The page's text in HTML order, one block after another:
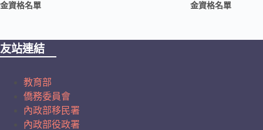
金資格名單
金資格名單
友站連結
教育部
僑務委員會
內政部移民署
內政部役政署